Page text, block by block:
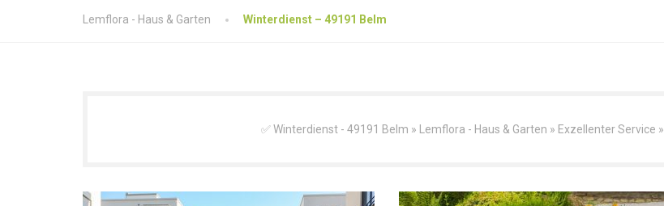
Lemflora - Haus & Garten Winterdienst – 49191 Belm
✅ Winterdienst - 49191 Belm » Lemflora - Haus & Garten » Exzellenter Service »